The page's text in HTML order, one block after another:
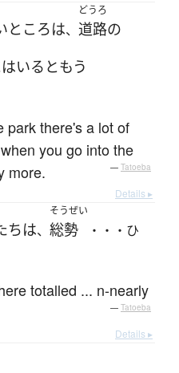
ところは、
どうろ
道路の
はいる ともう
park there's a lot of
you go into the
more.
— Tatoeba
Details ▸
ちは、
そうぜい
総勢 ・・・ひ
totalled ... n-nearly
— Tatoeba
Details ▸